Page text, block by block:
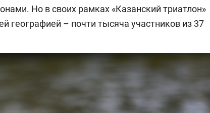
Но в своих рамках «Казанский триатлон»
географией – почти тысяча участников из 37